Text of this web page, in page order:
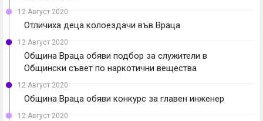
12 Август 2020
Отличиха деца колоездачи във Враца
12 Август 2020
Община Враца обяви подбор за служители в
Общински съвет по наркотични вещества
12 Август 2020
Община Враца обяви конкурс за главен инженер
12 Август 2020